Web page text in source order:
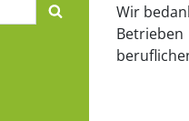
Wir